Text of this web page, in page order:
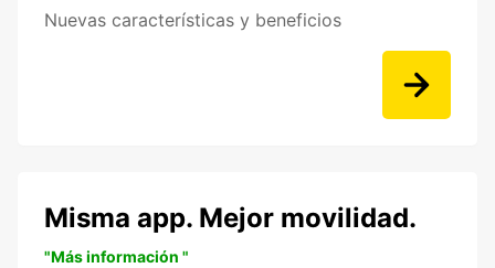
Nuevas características y beneficios
Misma app. Mejor movilidad.
"Más información "